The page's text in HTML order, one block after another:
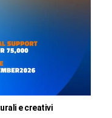
e creativi